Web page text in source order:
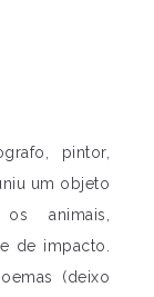
pintor,
um objeto
animais,
de impacto.
(deixo